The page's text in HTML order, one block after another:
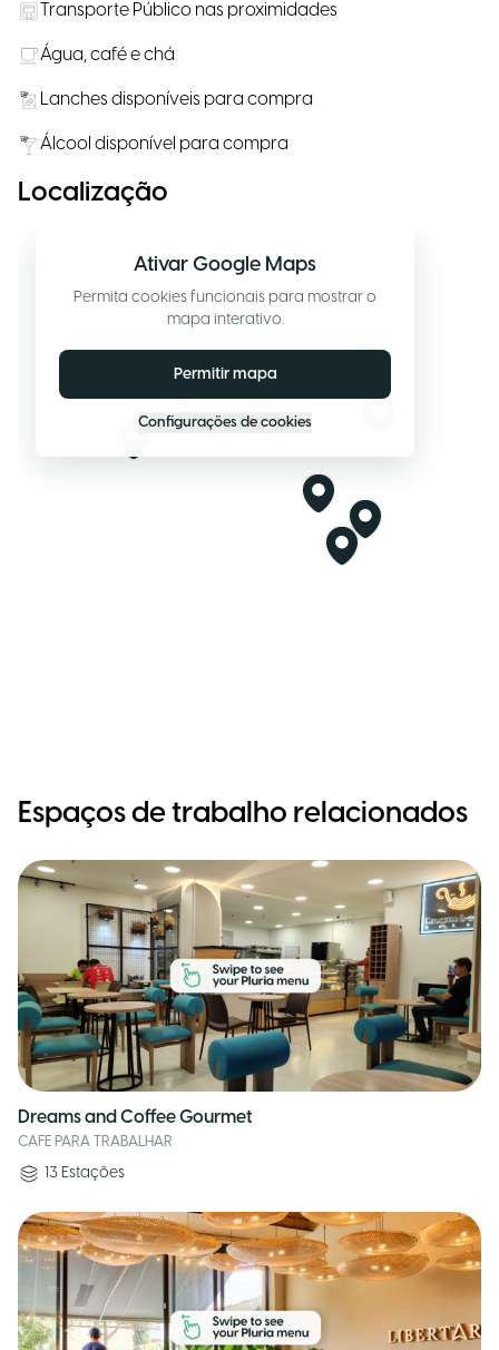
Transporte Público nas proximidades
Água, café e chá
Lanches disponíveis para compra
Álcool disponível para compra
Localização
Ativar Google Maps
Permita cookies funcionais para mostrar o
mapa interativo.
Permitir mapa
Configurações de cookies
Espaços de trabalho relacionados
Dreams and Coffee Gourmet
CAFE PARA TRABALHAR
13 Estações